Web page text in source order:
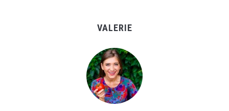
VALERIE